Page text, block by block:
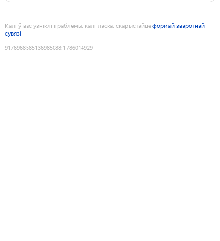
Калі ў вас узніклі праблемы, калі ласка, скарыстайцеформай зваротнай
сувязі
9176968585136985088:1786014929